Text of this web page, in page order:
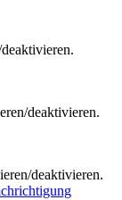
deaktivieren.
deaktivieren.